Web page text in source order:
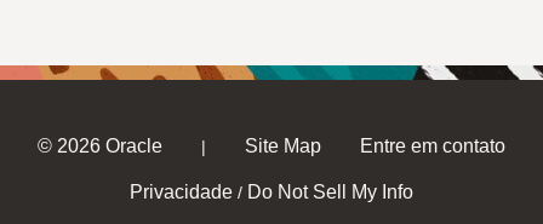
© 2026 Oracle | Site Map Entre em contato
Privacidade / Do Not Sell My Info